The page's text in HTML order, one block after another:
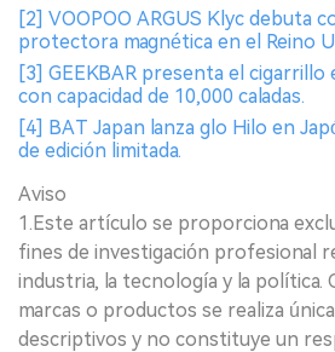
[2] VOOPOO ARGUS Klyc debuta
protectora magnética en el Reino
[3] GEEKBAR presenta el
con capacidad de 10,000 caladas.
[4] BAT Japan lanza glo Hilo en
de edición limitada.
Aviso
1.Este artículo se proporciona
fines de investigación profesional
industria, la tecnología y la política.
marcas o productos se realiza
descriptivos y no constituye un